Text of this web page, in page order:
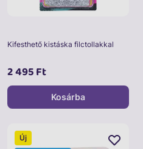
Kifesthető kistáska filctollakkal
2 495 Ft
Kosárba
Új